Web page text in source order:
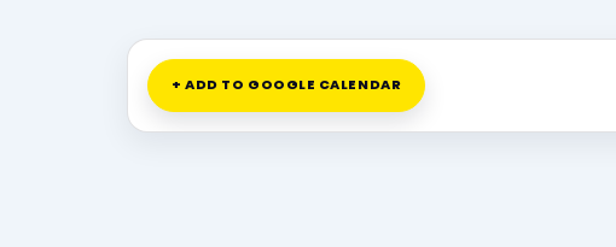
+ ADD TO GOOGLE CALENDAR